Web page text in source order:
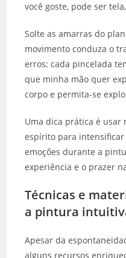
você goste, pode ser
Solte as amarras do
movimento conduza o
erros; cada pincelada
que minha mão quer
corpo e permita-se
Uma dica prática é usar
espírito para intensificar
emoções durante a
experiência e o prazer
Técnicas e
a pintura
Apesar da
alguns recursos